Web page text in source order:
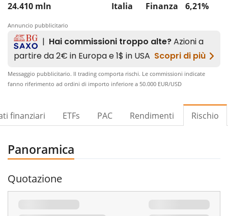
24.410 mln
Italia
Finanza
6,21%
Annuncio pubblicitario
Messaggio pubblicitario. Il trading comporta rischi. Le commissioni indicate
fanno riferimento ad ordini di importo inferiore a 50.000 EUR/USD​
finanziari ETFs PAC Rendimenti Rischio
Panoramica
Quotazione